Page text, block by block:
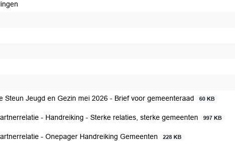
Steun Jeugd en Gezin mei 2026 - Brief voor gemeenteraad 60 KB
- Handreiking - Sterke relaties, sterke gemeenten 997 KB
- Onepager Handreiking Gemeenten 228 KB